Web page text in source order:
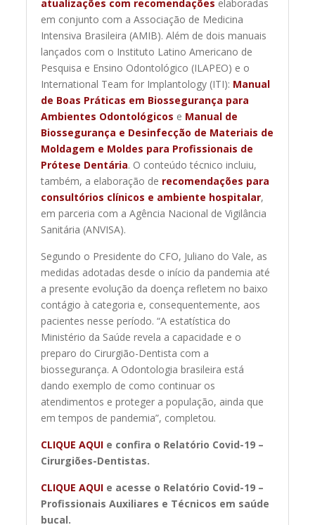
atualizações com recomendações elaboradas
em conjunto com a Associação de Medicina
Intensiva Brasileira (AMIB). Além de dois manuais
lançados com o Instituto Latino Americano de
Pesquisa e Ensino Odontológico (ILAPEO) e o
International Team for Implantology (ITI): Manual
de Boas Práticas em Biossegurança para
Ambientes Odontológicos e Manual de
Biossegurança e Desinfecção de Materiais de
Moldagem e Moldes para Profissionais de
Prótese Dentária. O conteúdo técnico incluiu,
também, a elaboração de recomendações para
consultórios clínicos e ambiente hospitalar,
em parceria com a Agência Nacional de Vigilância
Sanitária (ANVISA).
Segundo o Presidente do CFO, Juliano do Vale, as
medidas adotadas desde o início da pandemia até
a presente evolução da doença refletem no baixo
contágio à categoria e, consequentemente, aos
pacientes nesse período. “A estatística do
Ministério da Saúde revela a capacidade e o
preparo do Cirurgião-Dentista com a
biossegurança. A Odontologia brasileira está
dando exemplo de como continuar os
atendimentos e proteger a população, ainda que
em tempos de pandemia”, completou.
CLIQUE AQUI e confira o Relatório Covid-19 –
Cirurgiões-Dentistas.
CLIQUE AQUI e acesse o Relatório Covid-19 –
Profissionais Auxiliares e Técnicos em saúde
bucal.